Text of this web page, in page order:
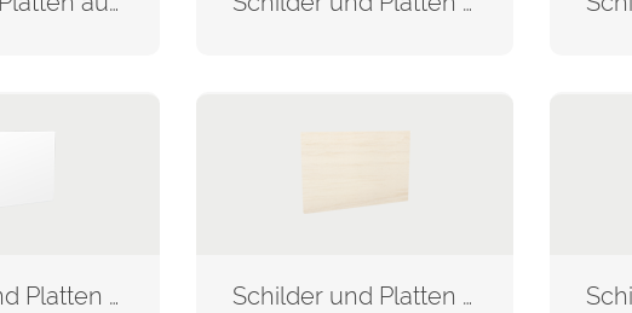
Schilder und Platten aus Wellpappe und Karton Schilder und Platten aus Holz